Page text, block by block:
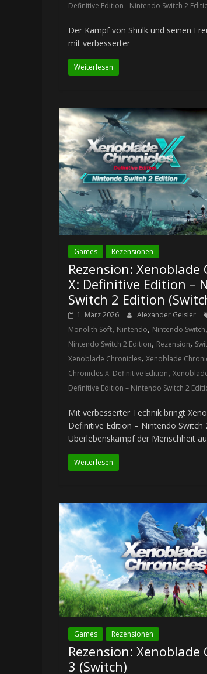
Definitive Edition - Nintendo Switch 2
Der Kampf von Shulk und seinen
mit verbesserter
Weiterlesen
Games Rezensionen
Rezension: Xenoblade
X: Definitive Edition –
Switch 2 Edition
1. März 2026 Alexander Geisler
Monolith Soft, Nintendo, Nintendo Switch,
Nintendo Switch 2 Edition, Rezension,
Xenoblade Chronicles, Xenoblade
Chronicles X: Definitive Edition,
Definitive Edition – Nintendo Switch 2
Mit verbesserter Technik bringt
Definitive Edition – Nintendo Switch
Überlebenskampf der Menschheit
Weiterlesen
Games Rezensionen
Rezension: Xenoblade
3 (Switch)